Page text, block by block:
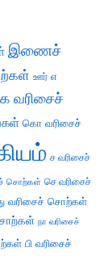
இணைச்
ஊர் எ
க வரிசைச்
கொ வரிசைச்
ச வரிசைச்
சொற்கள் செ வரிசைச்
வரிசைச் சொற்கள்
நா வரிசைச்
பி வரிசைச்